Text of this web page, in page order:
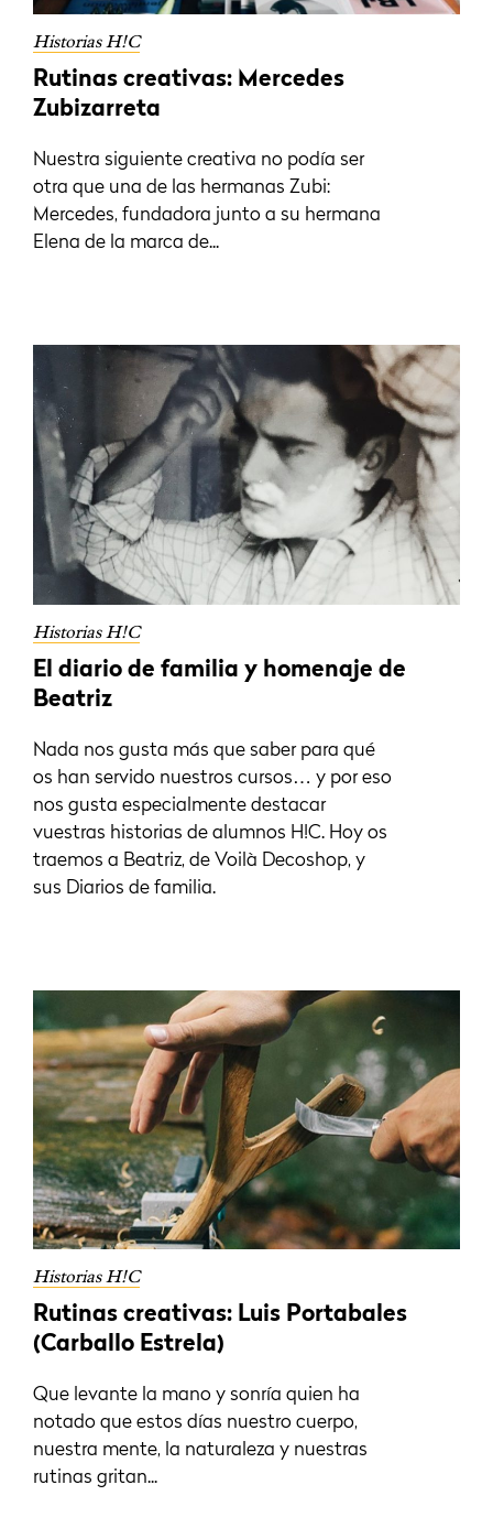
Historias H!C
Rutinas creativas: Mercedes
Zubizarreta
Nuestra siguiente creativa no podía ser
otra que una de las hermanas Zubi:
Mercedes, fundadora junto a su hermana
Elena de la marca de...
Historias H!C
El diario de familia y homenaje de
Beatriz
Nada nos gusta más que saber para qué
os han servido nuestros cursos… y por eso
nos gusta especialmente destacar
vuestras historias de alumnos H!C. Hoy os
traemos a Beatriz, de Voilà Decoshop, y
sus Diarios de familia.
Historias H!C
Rutinas creativas: Luis Portabales
(Carballo Estrela)
Que levante la mano y sonría quien ha
notado que estos días nuestro cuerpo,
nuestra mente, la naturaleza y nuestras
rutinas gritan...